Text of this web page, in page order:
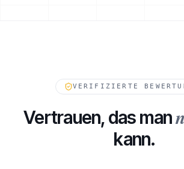
FORDERUNGEN IN WARTESTELLUNG
VERIFIZIERTE
Vertrauen, das man
kann.